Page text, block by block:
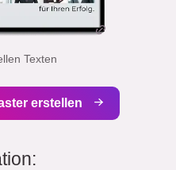
Texten
erstellen